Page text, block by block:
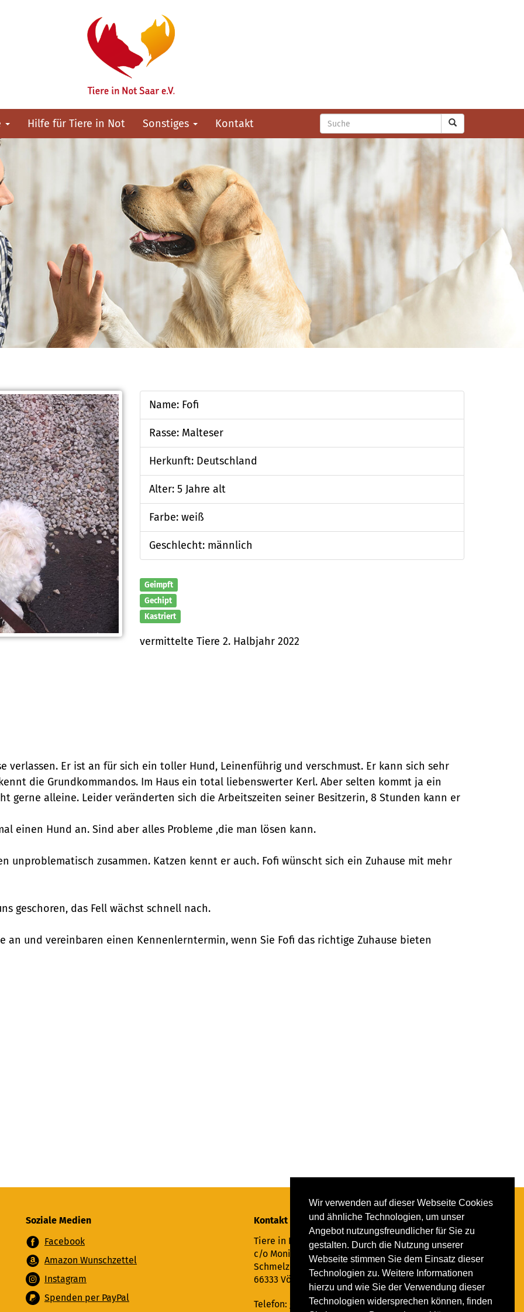
Wir verwenden auf dieser Webseite Cookies
und ähnliche Technologien, um unser
Angebot nutzungsfreundlicher für Sie zu
gestalten. Durch die Nutzung unserer
Webseite stimmen Sie dem Einsatz dieser
Technologien zu. Weitere Informationen
hierzu und wie Sie der Verwendung dieser
Technologien widersprechen können, finden
Hilfe für Tiere in Not Sonstiges Kontakt
Name: Fofi
Rasse: Malteser
Herkunft: Deutschland
Alter: 5 Jahre alt
Farbe: weiß
Geschlecht: männlich
Geimpft
Gechipt
Kastriert
vermittelte Tiere 2. Halbjahr 2022
verlassen. Er ist an für sich ein toller Hund, Leinenführig und verschmust. Er kann sich sehr
die Grundkommandos. Im Haus ein total liebenswerter Kerl. Aber selten kommt ja ein
gerne alleine. Leider veränderten sich die Arbeitszeiten seiner Besitzerin, 8 Stunden kann er
einen Hund an. Sind aber alles Probleme ,die man lösen kann.
unproblematisch zusammen. Katzen kennt er auch. Fofi wünscht sich ein Zuhause mit mehr
geschoren, das Fell wächst schnell nach.
an und vereinbaren einen Kennenlerntermin, wenn Sie Fofi das richtige Zuhause bieten
Soziale Medien
Facebook
Amazon Wunschzettel
Instagram
Spenden per PayPal
Kontakt
Tiere in Not Saar e.V.
c/o Monika Ewen
Schmelzer Straße 22
66333 Völklingen
Telefon: 06898 294862